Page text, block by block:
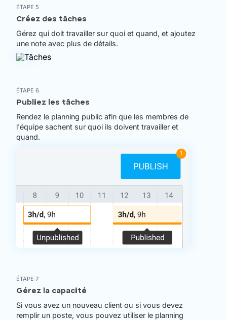
ÉTAPE 5
Créez des tâches
Gérez qui doit travailler sur quoi et quand, et ajoutez
une note avec plus de détails.
ÉTAPE 6
Publiez les tâches
Rendez le planning public afin que les membres de
l'équipe sachent sur quoi ils doivent travailler et
quand.
ÉTAPE 7
Gérez la capacité
Si vous avez un nouveau client ou si vous devez
remplir un poste, vous pouvez utiliser le planning